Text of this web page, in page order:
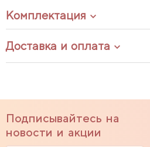
Комплектация
Доставка и оплата
Подписывайтесь на
новости и акции